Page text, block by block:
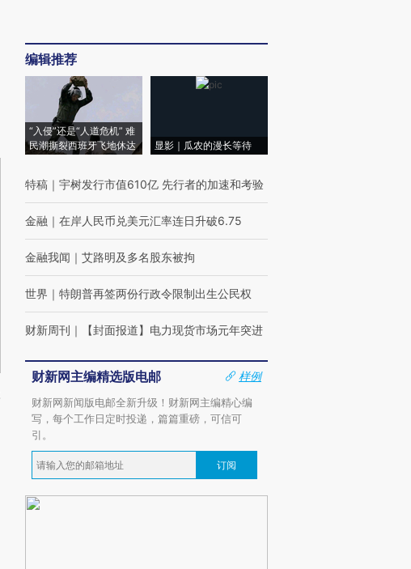
编辑推荐
“入侵”还是“人道危机” 难
民潮撕裂西班牙飞地休达
显影｜瓜农的漫长等待
特稿 ｜ 宇树发行市值610亿 先行者的加速和考验
金融 ｜ 在岸人民币兑美元汇率连日升破6.75
金融我闻 ｜ 艾路明及多名股东被拘
世界 ｜ 特朗普再签两份行政令限制出生公民权
财新周刊 ｜ 【封面报道】电力现货市场元年突进
财新网主编精选版电邮
样例
财新网新闻版电邮全新升级！财新网主编精心编
写，每个工作日定时投递，篇篇重磅，可信可
引。
订阅